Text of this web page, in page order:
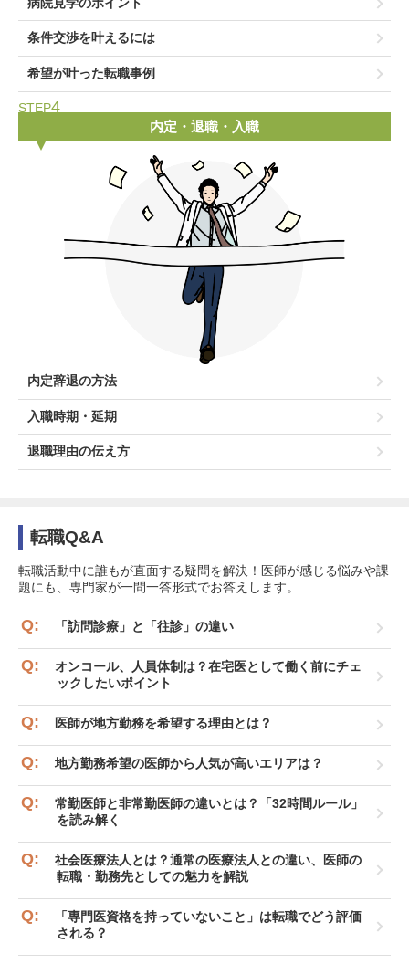
条件交渉を叶えるには
希望が叶った転職事例
STEP4
内定・退職・入職
内定辞退の方法
入職時期・延期
退職理由の伝え方
転職Q&A
転職活動中に誰もが直面する疑問を解決！医師が感じる悩みや課
題にも、専門家が一問一答形式でお答えします。
「訪問診療」と「往診」の違い
オンコール、人員体制は？在宅医として働く前にチェ
ックしたいポイント
医師が地方勤務を希望する理由とは？
地方勤務希望の医師から人気が高いエリアは？
常勤医師と非常勤医師の違いとは？「32時間ルール」
を読み解く
社会医療法人とは？通常の医療法人との違い、医師の
転職・勤務先としての魅力を解説
「専門医資格を持っていないこと」は転職でどう評価
される？